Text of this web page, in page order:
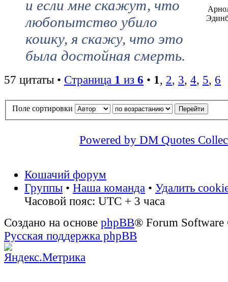
и если мне скажут, что
любопытство убило
кошку, я скажу, что это
была достойная смерть.
57 цитаты • Страница 1 из 6 • 1, 2, 3, 4, 5, 6
Поле сортировки
Powered by DM Quotes
Кошачий форум
Группы • Наша команда • Удалить
Часовой пояс: UTC + 3 часа
Создано на основе phpBB® Forum
Русская поддержка phpBB